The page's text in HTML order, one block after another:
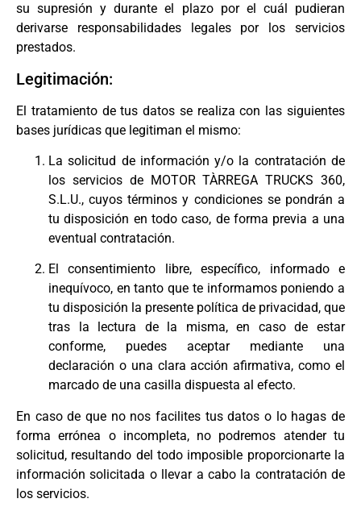
su supresión y durante el plazo por el cuál pudieran
derivarse responsabilidades legales por los servicios
prestados.
Legitimación:
El tratamiento de tus datos se realiza con las siguientes
bases jurídicas que legitiman el mismo:
La solicitud de información y/o la contratación de
los servicios de MOTOR TÀRREGA TRUCKS 360,
S.L.U., cuyos términos y condiciones se pondrán a
tu disposición en todo caso, de forma previa a una
eventual contratación.
El consentimiento libre, específico, informado e
inequívoco, en tanto que te informamos poniendo a
tu disposición la presente política de privacidad, que
tras la lectura de la misma, en caso de estar
conforme, puedes aceptar mediante una
declaración o una clara acción afirmativa, como el
marcado de una casilla dispuesta al efecto.
En caso de que no nos facilites tus datos o lo hagas de
forma errónea o incompleta, no podremos atender tu
solicitud, resultando del todo imposible proporcionarte la
información solicitada o llevar a cabo la contratación de
los servicios.